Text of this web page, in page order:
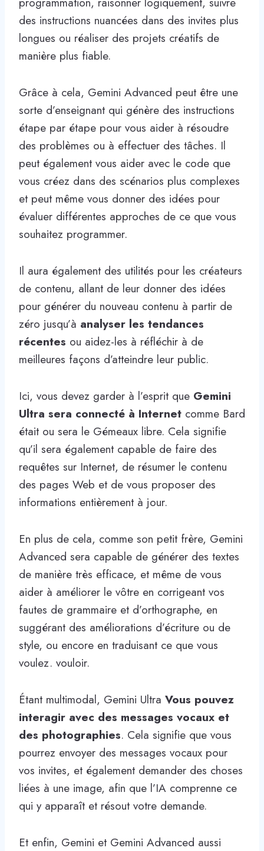
des instructions nuancées dans des invites plus
longues ou réaliser des projets créatifs de
manière plus fiable.
Grâce à cela, Gemini Advanced peut être une
sorte d’enseignant qui génère des instructions
étape par étape pour vous aider à résoudre
des problèmes ou à effectuer des tâches. Il
peut également vous aider avec le code que
vous créez dans des scénarios plus complexes
et peut même vous donner des idées pour
évaluer différentes approches de ce que vous
souhaitez programmer.
Il aura également des utilités pour les créateurs
de contenu, allant de leur donner des idées
pour générer du nouveau contenu à partir de
zéro jusqu’à analyser les tendances
récentes ou aidez-les à réfléchir à de
meilleures façons d’atteindre leur public.
Ici, vous devez garder à l’esprit que Gemini
Ultra sera connecté à Internet comme Bard
était ou sera le Gémeaux libre. Cela signifie
qu’il sera également capable de faire des
requêtes sur Internet, de résumer le contenu
des pages Web et de vous proposer des
informations entièrement à jour.
En plus de cela, comme son petit frère, Gemini
Advanced sera capable de générer des textes
de manière très efficace, et même de vous
aider à améliorer le vôtre en corrigeant vos
fautes de grammaire et d’orthographe, en
suggérant des améliorations d’écriture ou de
style, ou encore en traduisant ce que vous
voulez. vouloir.
Étant multimodal, Gemini Ultra Vous pouvez
interagir avec des messages vocaux et
des photographies. Cela signifie que vous
pourrez envoyer des messages vocaux pour
vos invites, et également demander des choses
liées à une image, afin que l’IA comprenne ce
qui y apparaît et résout votre demande.
Et enfin, Gemini et Gemini Advanced aussi